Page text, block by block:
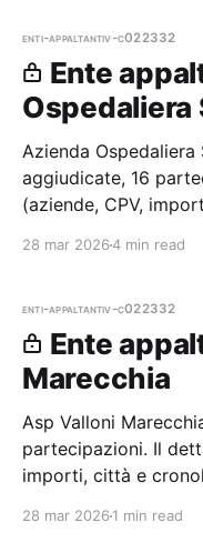
enti-appaltantiv-c022332
Ente
Ospedaliera
Azienda
aggiudicate, 16
(aziende, CPV,
28 mar 20264 min read
enti-appaltantiv-c022332
Ente
Marecchia
Asp Valloni
partecipazioni. Il
importi, città e
28 mar 2026 1 min read